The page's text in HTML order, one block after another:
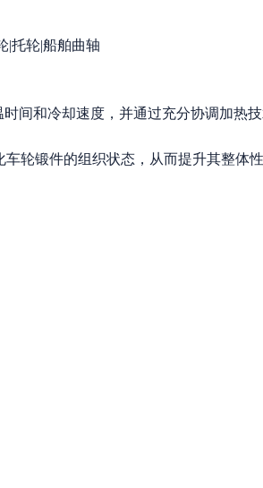
间和冷却速度，并通过充分协调加热
轮锻件的组织状态，从而提升其整体性